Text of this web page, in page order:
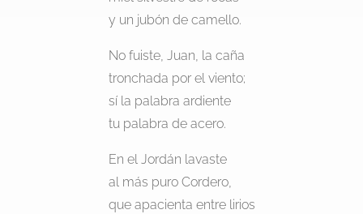
y un jubón de camello.
No fuiste, Juan, la caña
tronchada por el viento;
sí la palabra ardiente
tu palabra de acero.
En el Jordán lavaste
al más puro Cordero,
que apacienta entre lirios